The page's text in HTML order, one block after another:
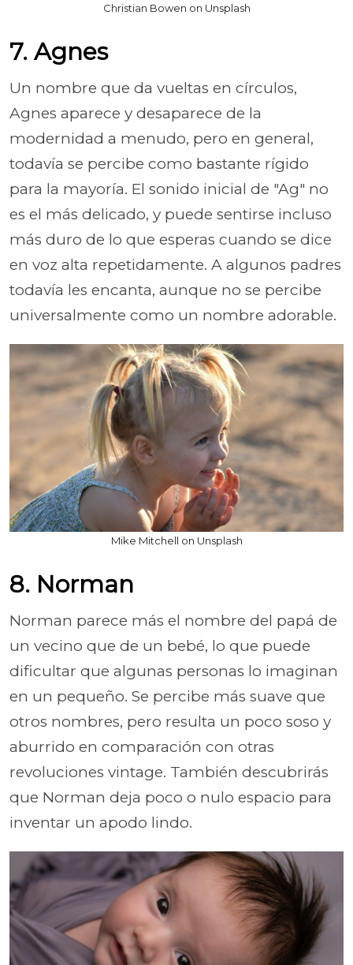
Christian Bowen on Unsplash
7. Agnes
Un nombre que da vueltas en círculos,
Agnes aparece y desaparece de la
modernidad a menudo, pero en general,
todavía se percibe como bastante rígido
para la mayoría. El sonido inicial de "Ag" no
es el más delicado, y puede sentirse incluso
más duro de lo que esperas cuando se dice
en voz alta repetidamente. A algunos padres
todavía les encanta, aunque no se percibe
universalmente como un nombre adorable.
Mike Mitchell on Unsplash
8. Norman
Norman parece más el nombre del papá de
un vecino que de un bebé, lo que puede
dificultar que algunas personas lo imaginan
en un pequeño. Se percibe más suave que
otros nombres, pero resulta un poco soso y
aburrido en comparación con otras
revoluciones vintage. También descubrirás
que Norman deja poco o nulo espacio para
inventar un apodo lindo.